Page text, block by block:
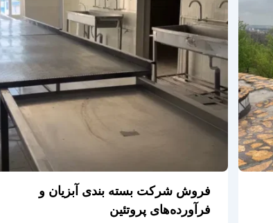
فروش شرکت بسته بندی آبزیان و
فرآورده‌های پروتئین